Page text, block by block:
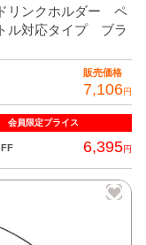
リンクホルダー ペ
ル対応タイプ ブラ
販売価格
7,106円
会員限定プライス
6,395円